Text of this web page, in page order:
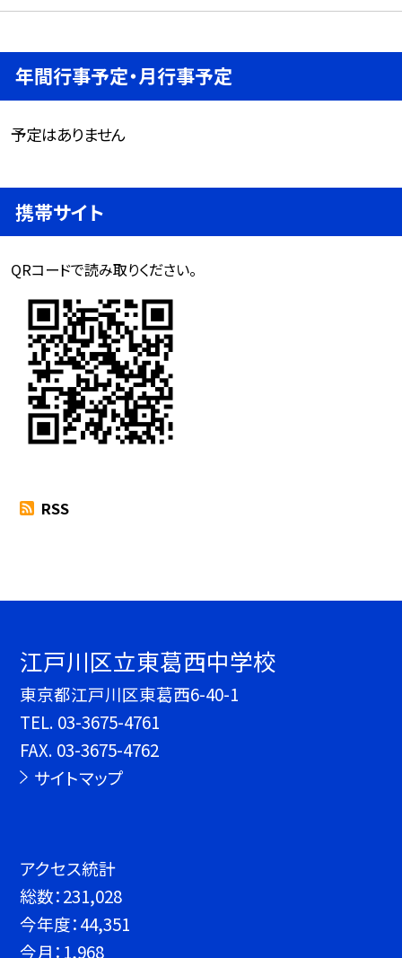
年間行事予定・月行事予定
予定はありません
携帯サイト
QRコードで読み取りください。
RSS
江戸川区立東葛西中学校
東京都江戸川区東葛西6-40-1
TEL. 03-3675-4761
FAX. 03-3675-4762
サイトマップ
アクセス統計
総数：231,028
今年度：44,351
今月： 1,968